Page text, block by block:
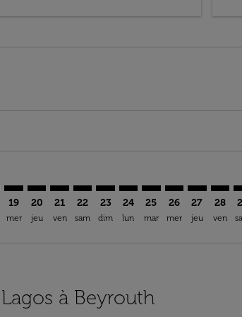
LOS–BEY: cmp-view-offers-disclaimer.
19
mer
LOS–BEY: cmp-view-offers-disclaimer.
20
jeu
LOS–BEY: cmp-view-offers-
21
ven
LOS–BEY: cmp-view-offers-
22
sam
LOS–BEY: cmp-view-
23
dim
LOS–BEY: cmp-view-
24
lun
LOS–BEY: cmp-
25
mar
LOS–BEY:
26
mer
27
jeu
28
ven
à Beyrouth